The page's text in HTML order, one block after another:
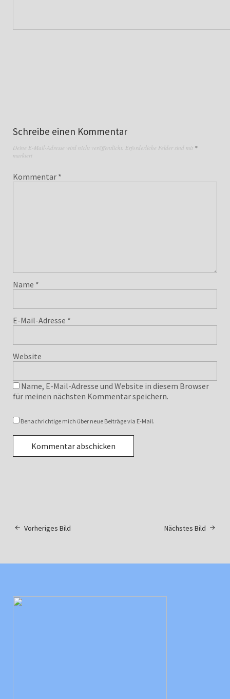
Schreibe einen Kommentar
Deine E-Mail-Adresse wird nicht veröffentlicht. Erforderliche Felder sind mit *
markiert
Kommentar *
Name *
E-Mail-Adresse *
Website
Name, E-Mail-Adresse und Website in diesem Browser
für meinen nächsten Kommentar speichern.
Benachrichtige mich über neue Beiträge via E-Mail.
Nächstes Bild
Vorheriges Bild